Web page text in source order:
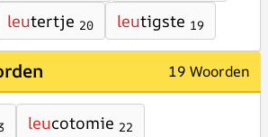
leutertje 20 leutigste 19
19 Woorden
leucotomie 22